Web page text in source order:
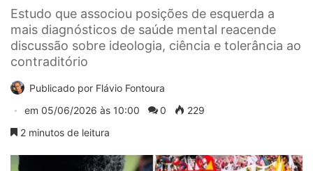
Estudo que associou posições de esquerda a
mais diagnósticos de saúde mental reacende
discussão sobre ideologia, ciência e tolerância ao
contraditório
Publicado por Flávio Fontoura
em 05/06/2026 às 10:00 0
229
2 minutos de leitura